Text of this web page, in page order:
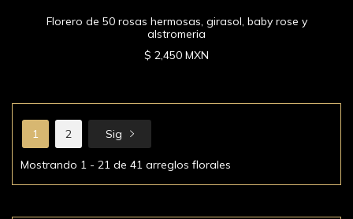
Florero de 50 rosas hermosas, girasol, baby rose y
alstromeria
$ 2,450 MXN
1 2 Sig
Mostrando 1 - 21 de 41 arreglos florales